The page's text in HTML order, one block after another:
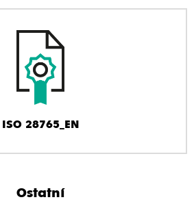
ISO 28765_EN
Ostatní